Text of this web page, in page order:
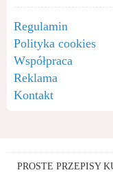
Regulamin
Polityka cookies
Współpraca
Reklama
Kontakt
PROSTE PRZEPISY